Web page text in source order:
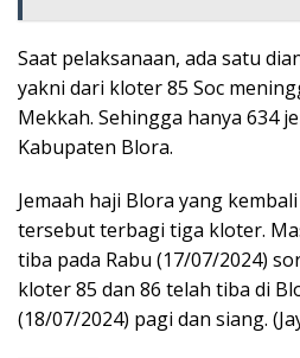
Saat pelaksanaan, ada satu
yakni dari kloter 85 Soc
Mekkah. Sehingga hanya 634
Kabupaten Blora.
Jemaah haji Blora yang
tersebut terbagi tiga kloter.
tiba pada Rabu (17/07/2024)
kloter 85 dan 86 telah tiba di
(18/07/2024) pagi dan siang.